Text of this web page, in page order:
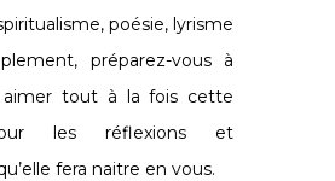
poésie, lyrisme
préparez-vous à
tout à la fois cette
les réflexions et
fera naitre en vous.